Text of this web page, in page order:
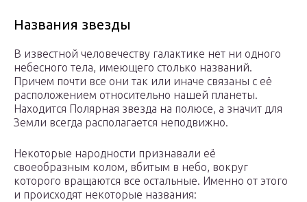
Названия звезды
В известной человечеству галактике нет ни одного
небесного тела, имеющего столько названий.
Причем почти все они так или иначе связаны с её
расположением относительно нашей планеты.
Находится Полярная звезда на полюсе, а значит для
Земли всегда располагается неподвижно.
Некоторые народности признавали её
своеобразным колом, вбитым в небо, вокруг
которого вращаются все остальные. Именно от этого
и происходят некоторые названия: